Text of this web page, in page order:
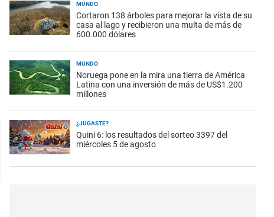
MUNDO
Cortaron 138 árboles para mejorar la vista de su
casa al lago y recibieron una multa de más de
600.000 dólares
MUNDO
Noruega pone en la mira una tierra de América
Latina con una inversión de más de US$1.200
millones
¿JUGASTE?
Quini 6: los resultados del sorteo 3397 del
miércoles 5 de agosto